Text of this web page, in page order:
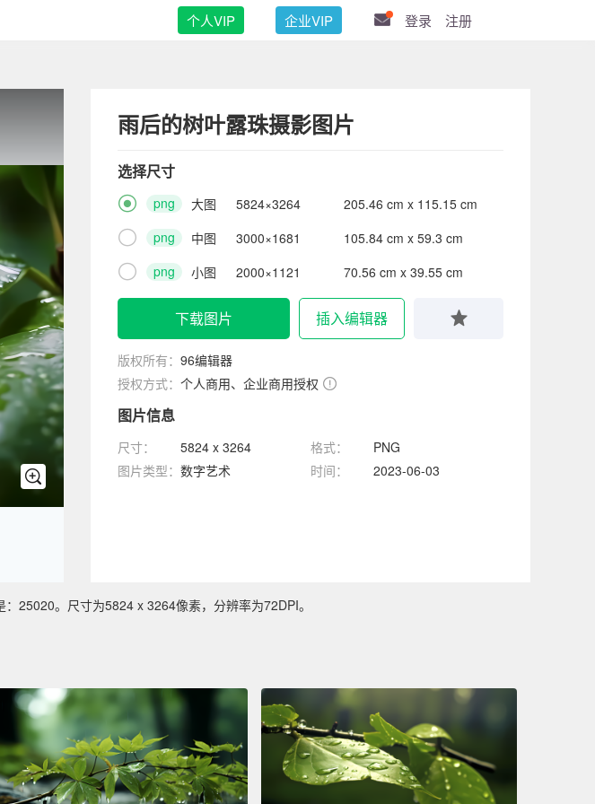
个人VIP 企业VIP 登录 注册
雨后的树叶露珠摄影图片
选择尺寸
 png 大图 5824×3264 205.46 cm x 115.15 cm
 png 中图 3000×1681 105.84 cm x 59.3 cm
 png 小图 2000×1121 70.56 cm x 39.55 cm
下载图片 插入编辑器
版权所有： 96编辑器
授权方式： 个人商用、企业商用授权
图片信息
尺寸： 5824 x 3264 格式：
PNG
图片类型： 数字艺术 时间： 2023-06-03
25020。尺寸为5824 x 3264像素，分辨率为72DPI。